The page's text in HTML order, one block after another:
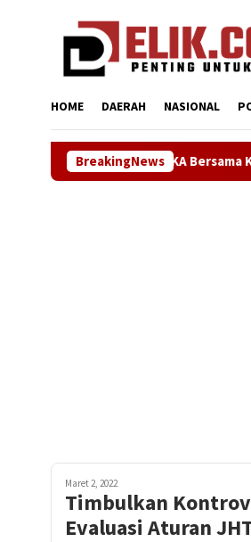
HOME DAERAH NASIONAL
BreakingNews
ASOKA Bersama KADIN Karawang dan
Maret 2, 2022
Timbulkan
Evaluasi Aturan